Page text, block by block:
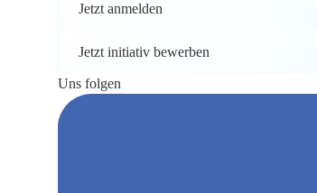
Jetzt anmelden
Jetzt initiativ bewerben
Uns folgen